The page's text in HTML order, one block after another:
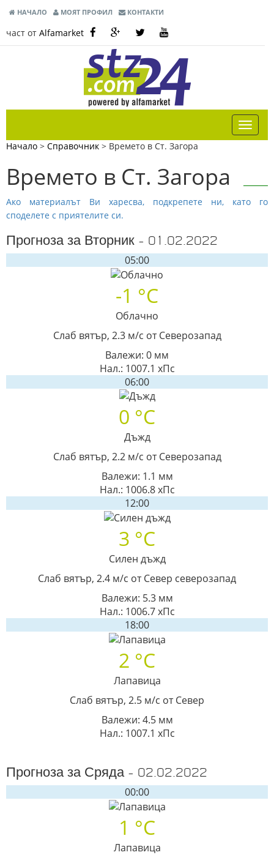
НАЧАЛО МОЯТ ПРОФИЛ КОНТАКТИ
част от Alfamarket
Начало > Справочник > Времето в Ст. Загора
Времето в Ст. Загора
Ако материалът Ви харесва, подкрепете ни, като го
споделете с приятелите си.
Прогноза за Вторник - 01.02.2022
05:00
-1 °C
Облачно
Слаб вятър, 2.3 м/с от Северозапад
Валежи: 0 мм
Нал.: 1007.1 хПс
06:00
0 °C
Дъжд
Слаб вятър, 2.2 м/с от Северозапад
Валежи: 1.1 мм
Нал.: 1006.8 хПс
12:00
3 °C
Силен дъжд
Слаб вятър, 2.4 м/с от Север северозапад
Валежи: 5.3 мм
Нал.: 1006.7 хПс
18:00
2 °C
Лапавица
Слаб вятър, 2.5 м/с от Север
Валежи: 4.5 мм
Нал.: 1007.1 хПс
Прогноза за Сряда - 02.02.2022
00:00
1 °C
Лапавица